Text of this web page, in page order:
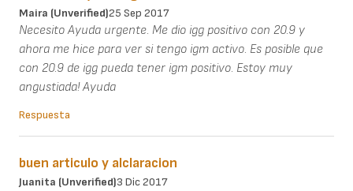
Maira (unverified)25 Sep 2017
Necesito Ayuda urgente. Me dio igg positivo con 20.9 y
ahora me hice para ver si tengo igm activo. Es posible que
con 20.9 de igg pueda tener igm positivo. Estoy muy
angustiada! Ayuda
Respuesta
buen articulo y alclaracion
Juanita (unverified)3 Dic 2017